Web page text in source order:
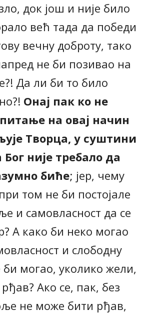
док још и није било
већ тада да победи
вечну доброту, тако
не би позивао на
Да ли би то било
Онај пак ко не
на овај начин
Творца, у суштини
није требало да
биће; јер, чему
том не би постојале
и самовласност да се
А како би неко могао
и слободну
могао, уколико жели,
Ако се, пак, без
не може бити рђав,